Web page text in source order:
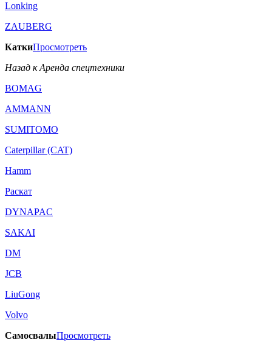
Lonking
ZAUBERG
КаткиПросмотреть
Назад к Аренда спецтехники
BOMAG
AMMANN
SUMITOMO
Caterpillar (CAT)
Hamm
Раскат
DYNAPAC
SAKAI
DM
JCB
LiuGong
Volvo
СамосвалыПросмотреть